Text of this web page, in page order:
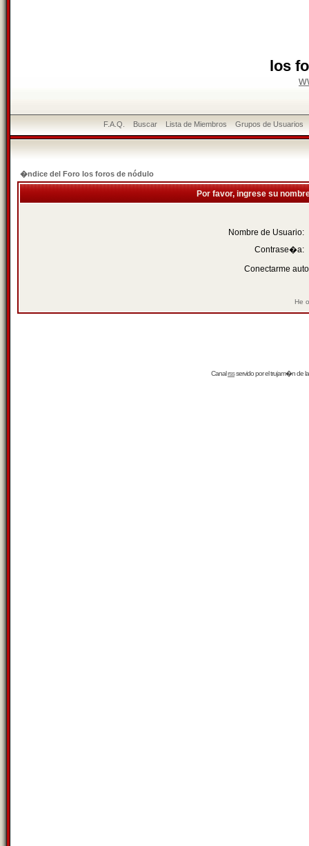
los
F.A.Q. Buscar Lista de Miembros Grupos de Usuarios
�ndice del Foro los foros de nódulo
Por favor, ingrese su
Nombre de Usuario:
Contrase�a:
Conectarme
He
Canalrssservido por eltrujam�nde